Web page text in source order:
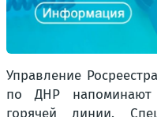
Управление
по ДНР
горячей линии.